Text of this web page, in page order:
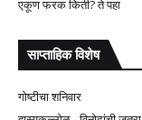
एकूण फरक किती? ते पहा
साप्ताहिक विशेष
गोष्टीचा शनिवार